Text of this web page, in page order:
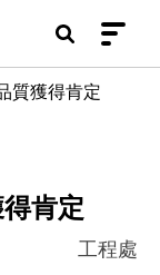
質獲得肯定
肯定
工程處